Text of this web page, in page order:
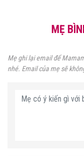
MẸ
Mẹ ghi lại email để
nhé. Email của mẹ sẽ